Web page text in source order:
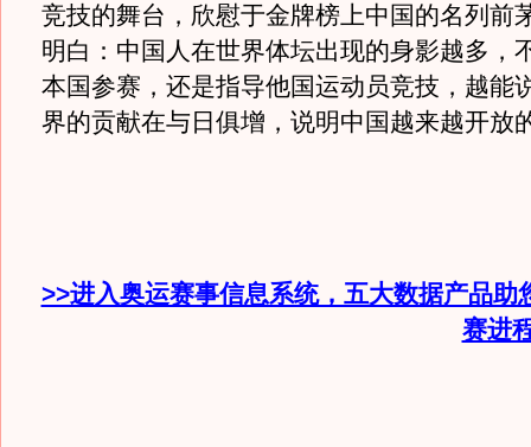
竞技的舞台，欣慰于金牌榜上中国的名列前
明白：中国人在世界体坛出现的身影越多，
本国参赛，还是指导他国运动员竞技，越能
界的贡献在与日俱增，说明中国越来越开放
>>进入奥运赛事信息系统，五大数据产品助
赛进